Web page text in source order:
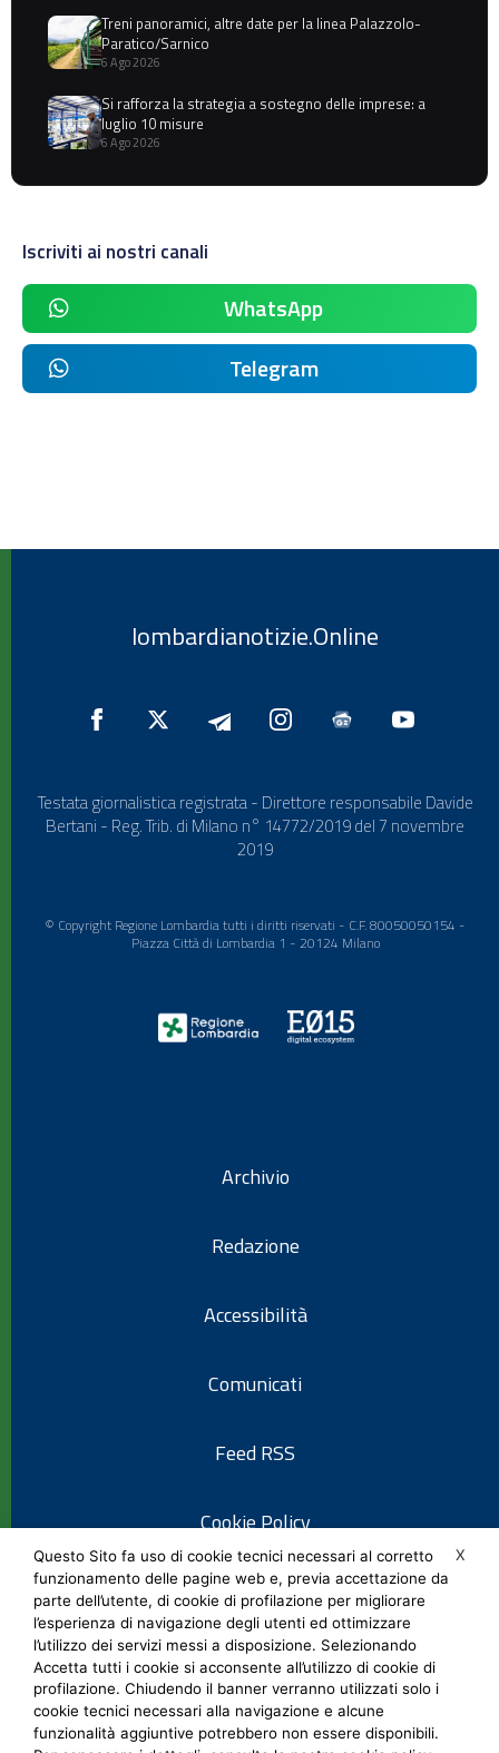
Treni panoramici, altre date per la linea Palazzolo-
Paratico/Sarnico
6 Ago 2026
Si rafforza la strategia a sostegno delle imprese: a
luglio 10 misure
6 Ago 2026
Iscriviti ai nostri canali
WhatsApp
Telegram
lombardianotizie.Online
Testata giornalistica registrata - Direttore responsabile Davide
Bertani - Reg. Trib. di Milano n° 14772/2019 del 7 novembre
2019
© Copyright Regione Lombardia tutti i diritti riservati - C.F. 80050050154 -
Piazza Città di Lombardia 1 - 20124 Milano
Archivio
Redazione
Accessibilità
Comunicati
Feed RSS
Cookie Policy
Informativa privacy
Note legali
Social Media Policy
X
Questo Sito fa uso di cookie tecnici necessari al corretto
funzionamento delle pagine web e, previa accettazione da
parte dell’utente, di cookie di profilazione per migliorare
l’esperienza di navigazione degli utenti ed ottimizzare
l’utilizzo dei servizi messi a disposizione. Selezionando
Accetta tutti i cookie si acconsente all’utilizzo di cookie di
profilazione. Chiudendo il banner verranno utilizzati solo i
cookie tecnici necessari alla navigazione e alcune
funzionalità aggiuntive potrebbero non essere disponibili.